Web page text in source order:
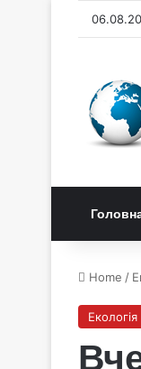
Home /
Екологія